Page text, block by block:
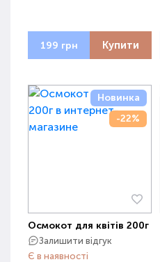
199 грн Купити
Новинка
-22%
Осмокот для квітів 200г
Залишити відгук
Є в наявності